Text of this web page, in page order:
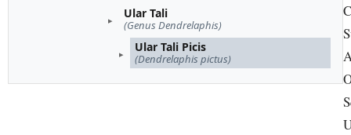
Ular Tali
(Genus Dendrelaphis)
Ular Tali Picis
(Dendrelaphis pictus)